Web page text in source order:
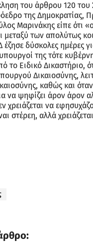
του άρθρου 120 του
της Δημοκρατίας,
Μαρινάκης είπε ότι
μεταξύ των απολύτως
δύσκολες ημέρες
της τότε
το Ειδικό Δικαστήριο,
Δικαιοσύνης,
καθώς και
να ψηφίζει άρον άρον
χρειάζεται να
στέρεη, αλλά